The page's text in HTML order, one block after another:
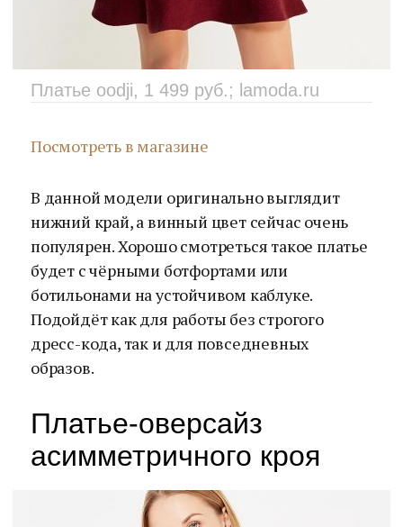
Платье oodji, 1 499 руб.; lamoda.ru
Посмотреть в магазине
В данной модели оригинально выглядит
нижний край, а винный цвет сейчас очень
популярен. Хорошо смотреться такое платье
будет с чёрными ботфортами или
ботильонами на устойчивом каблуке.
Подойдёт как для работы без строгого
дресс-кода, так и для повседневных
образов.
Платье-оверсайз
асимметричного кроя